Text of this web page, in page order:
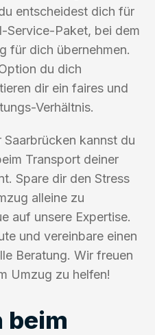
entscheidest dich für
Service-Paket, bei dem
für dich übernehmen.
du dich
dir ein faires und
Verhältnis.
kannst du
Transport deiner
Spare dir den Stress
alleine zu
auf unsere Expertise.
und vereinbare einen
Beratung. Wir freuen
Umzug zu helfen!
beim